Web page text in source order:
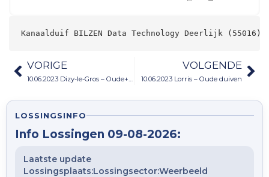
Kanaalduif BILZEN Data Technology Deerlijk (55016)
VORIGE
10.06.2023 Dizy-le-Gros – Oude+Jaarduiven
VOLGENDE
10.06.2023 Lorris – Oude duiven
LOSSINGSINFO
Info Lossingen 09-08-2026:
Laatste update
Lossingsplaats:Lossingsector:Weerbeeld